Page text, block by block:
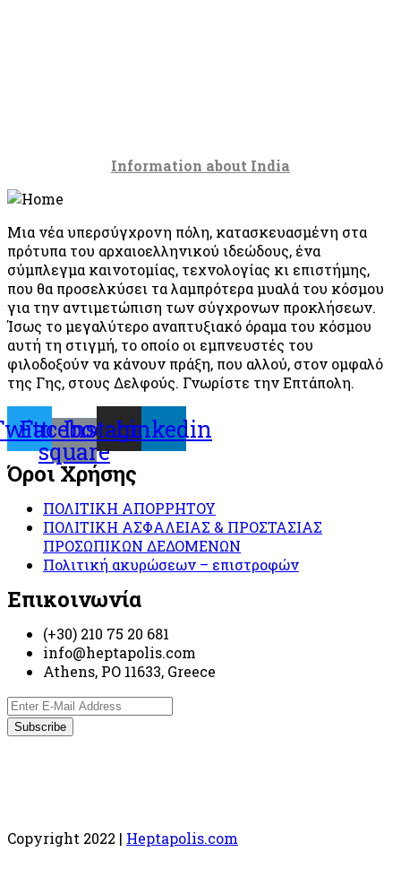
Information about India
Μια νέα υπερσύγχρονη πόλη, κατασκευασμένη στα
πρότυπα του αρχαιοελληνικού ιδεώδους, ένα
σύμπλεγμα καινοτομίας, τεχνολογίας κι επιστήμης,
που θα προσελκύσει τα λαμπρότερα μυαλά του κόσμου
για την αντιμετώπιση των σύγχρονων προκλήσεων.
Ίσως το μεγαλύτερο αναπτυξιακό όραμα του κόσμου
αυτή τη στιγμή, το οποίο οι εμπνευστές του
φιλοδοξούν να κάνουν πράξη, που αλλού, στον ομφαλό
της Γης, στους Δελφούς. Γνωρίστε την Επτάπολη.
Facebook-
square
Instagram
Linkedin
Όροι Χρήσης
ΠΟΛΙΤΙΚΗ ΑΠΟΡΡΗΤΟΥ
ΠΟΛΙΤΙΚΗ ΑΣΦΑΛΕΙΑΣ & ΠΡΟΣΤΑΣΙΑΣ
ΠΡΟΣΩΠΙΚΩΝ ΔΕΔΟΜΕΝΩΝ
Πολιτική ακυρώσεων – επιστροφών
Επικοινωνία
(+30) 210 75 20 681
info@heptapolis.com
Athens, PO 11633, Greece
Copyright 2022 | Heptapolis.com